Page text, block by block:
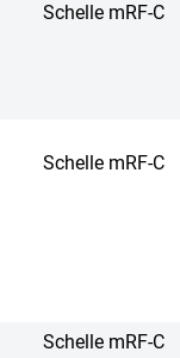
Schelle mRF-C
Schelle mRF-C
Schelle mRF-C